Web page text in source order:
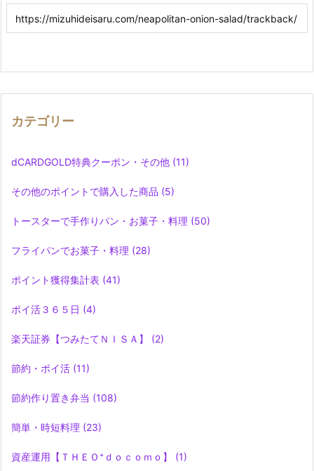
カテゴリー
dCARDGOLD特典クーポン・その他 (11)
その他のポイントで購入した商品 (5)
トースターで手作りパン・お菓子・料理 (50)
フライパンでお菓子・料理 (28)
ポイント獲得集計表 (41)
ポイ活３６５日 (4)
楽天証券【つみたてＮＩＳＡ】 (2)
節約・ポイ活 (11)
節約作り置き弁当 (108)
簡単・時短料理 (23)
資産運用【ＴＨＥＯ⁺ｄｏｃｏｍｏ】 (1)